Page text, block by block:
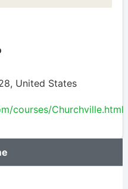
, United States
courses/Churchville.html